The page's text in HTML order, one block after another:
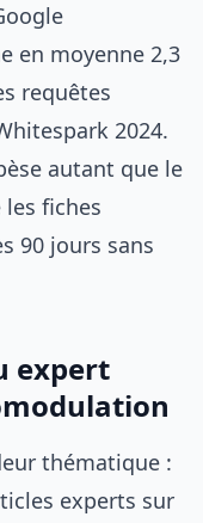
en moyenne 2,3
requêtes
2024.
autant que le
les fiches
90 jours sans
expert
thématique :
experts sur